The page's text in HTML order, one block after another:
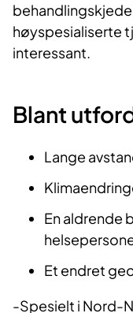
høyspesialiserte
interessant.
Blant
Lange
En aldrende
Et endret
-Spesielt i Nord-